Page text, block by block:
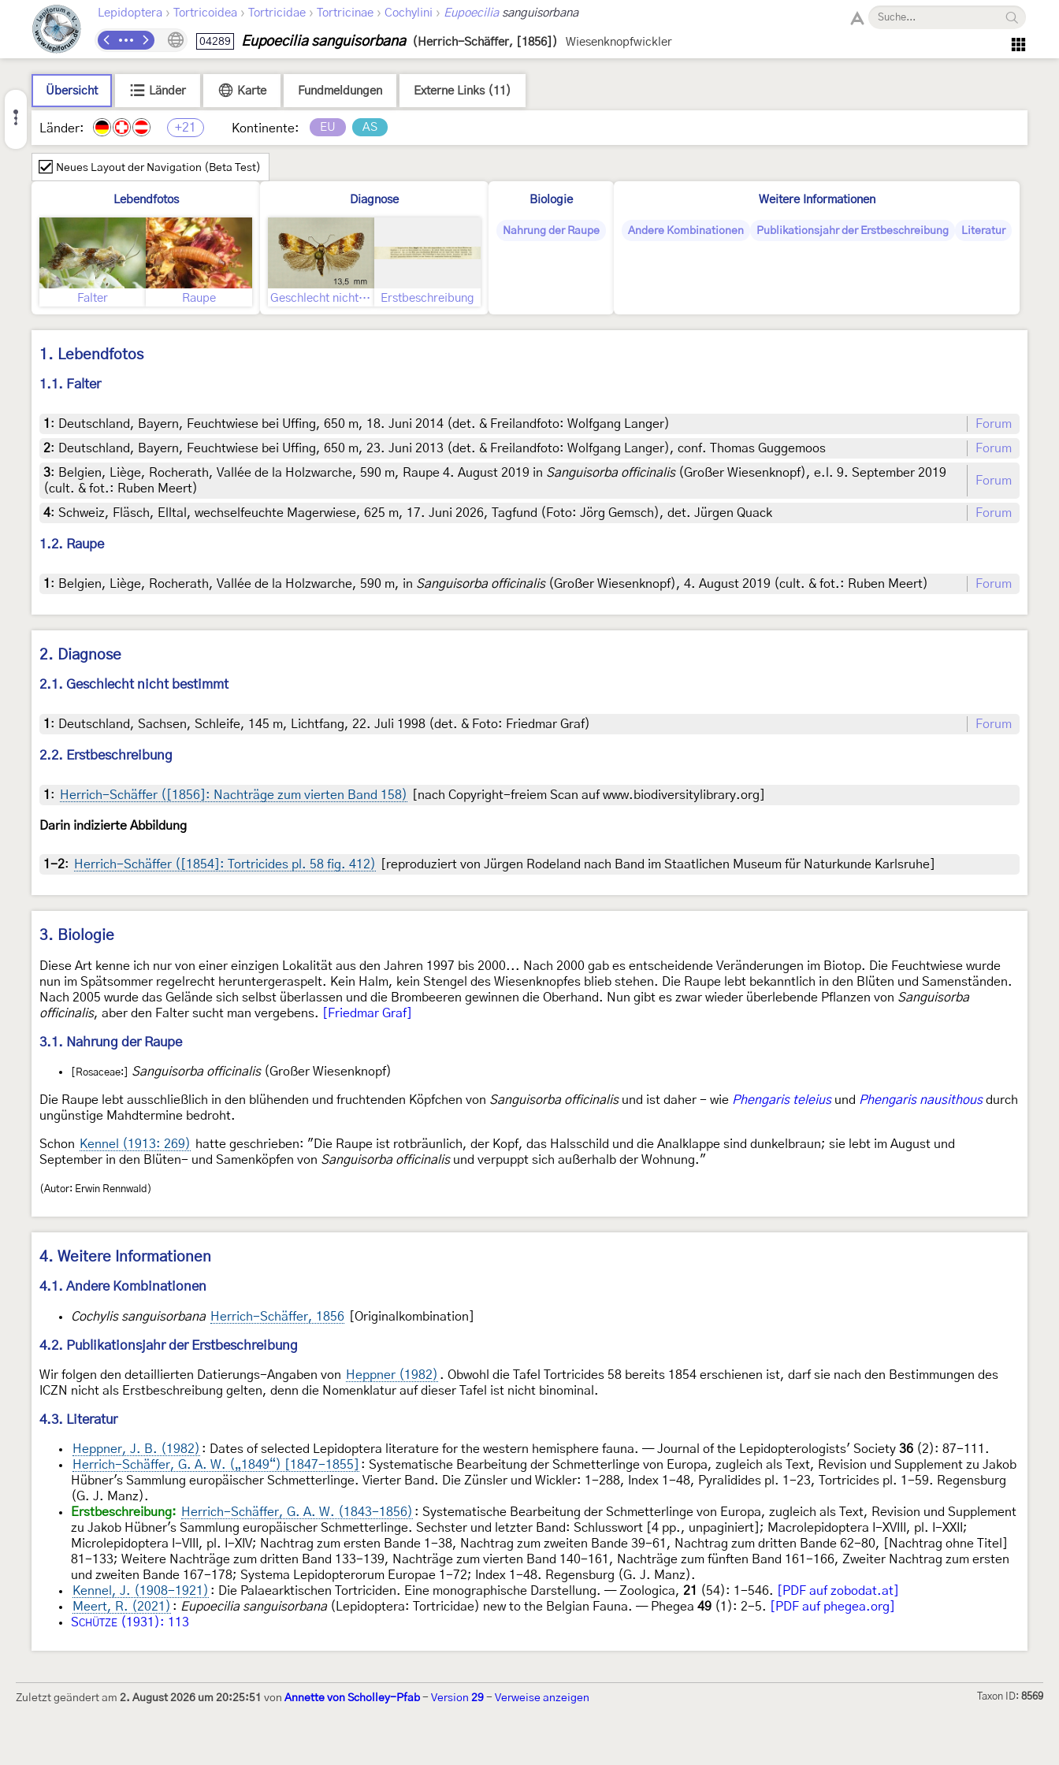
Lepidoptera › Tortricoidea › Tortricidae › Tortricinae › Cochylini › Eupoeciliasanguisorbana
04289 Eupoecilia sanguisorbana (Herrich-Schäffer, [1856]) Wiesenknopfwickler
Übersicht Länder Karte Fundmeldungen Externe Links (11)
Länder: +21 Kontinente: EU AS
Neues Layout der Navigation (Beta Test)
Lebendfotos
Falter Raupe
Diagnose
Geschlecht nicht bestimmt Erstbeschreibung
Biologie
Nahrung der Raupe
Weitere Informationen
Andere Kombinationen Publikationsjahr der Erstbeschreibung Literatur
1. Lebendfotos
1.1. Falter
1 : Deutschland, Bayern, Feuchtwiese bei Uffing, 650 m, 18. Juni 2014 (det. & Freilandfoto: Wolfgang Langer)
Forum
2: Deutschland, Bayern, Feuchtwiese bei Uffing, 650 m, 23. Juni 2013 (det. & Freilandfoto: Wolfgang Langer), conf. Thomas Guggemoos
Forum
3: Belgien, Liège, Rocherath, Vallée de la Holzwarche, 590 m, Raupe 4. August 2019 in Sanguisorba officinalis(Großer Wiesenknopf), e.l. 9. September 2019
(cult. & fot.: Ruben Meert)
Forum
4: Schweiz, Fläsch, Elltal, wechselfeuchte Magerwiese, 625 m, 17. Juni 2026, Tagfund (Foto: Jörg Gemsch), det. Jürgen Quack Forum
1.2. Raupe
1 : Belgien, Liège, Rocherath, Vallée de la Holzwarche, 590 m, in Sanguisorba officinalis(Großer Wiesenknopf), 4. August 2019 (cult. & fot.: Ruben Meert) Forum
2. Diagnose
2.1. Geschlecht nicht bestimmt
1 : Deutschland, Sachsen, Schleife, 145 m, Lichtfang, 22. Juli 1998 (det. & Foto: Friedmar Graf) Forum
2.2. Erstbeschreibung
1 : Herrich-Schäffer ([1856]: Nachträge zum vierten Band 158) [nach Copyright-freiem Scan auf www.biodiversitylibrary.org]
Darin indizierte Abbildung
1-2: Herrich-Schäffer ([1854]: Tortricides pl. 58 fig. 412) [reproduziert von Jürgen Rodeland nach Band im Staatlichen Museum für Naturkunde Karlsruhe]
3. Biologie
Diese Art kenne ich nur von einer einzigen Lokalität aus den Jahren 1997 bis 2000... Nach 2000 gab es entscheidende Veränderungen im Biotop. Die Feuchtwiese wurde
nun im Spätsommer regelrecht heruntergeraspelt. Kein Halm, kein Stengel des Wiesenknopfes blieb stehen. Die Raupe lebt bekanntlich in den Blüten und Samenständen.
Nach 2005 wurde das Gelände sich selbst überlassen und die Brombeeren gewinnen die Oberhand. Nun gibt es zwar wieder überlebende Pflanzen von Sanguisorba
officinalis, aber den Falter sucht man vergebens. [Friedmar Graf]
3.1. Nahrung der Raupe
[Rosaceae:] Sanguisorba officinalis(Großer Wiesenknopf)
Die Raupe lebt ausschließlich in den blühenden und fruchtenden Köpfchen von Sanguisorba officinalisund ist daher - wie Phengaris teleiusund Phengaris nausithousdurch
ungünstige Mahdtermine bedroht.
Schon Kennel (1913: 269)
hatte geschrieben: "Die Raupe ist rotbräunlich, der Kopf, das Halsschild und die Analklappe sind dunkelbraun; sie lebt im August und
September in den Blüten- und Samenköpfen von Sanguisorba officinalisund verpuppt sich außerhalb der Wohnung."
(Autor: Erwin Rennwald)
4. Weitere Informationen
4.1. Andere Kombinationen
Cochylis sanguisorbana Herrich-Schäffer, 1856 [Originalkombination]
4.2. Publikationsjahr der Erstbeschreibung
Wir folgen den detaillierten Datierungs-Angaben von Heppner (1982) . Obwohl die Tafel Tortricides 58 bereits 1854 erschienen ist, darf sie nach den Bestimmungen des
ICZN nicht als Erstbeschreibung gelten, denn die Nomenklatur auf dieser Tafel ist nicht binominal.
4.3. Literatur
Heppner, J. B. (1982) : Dates of selected Lepidoptera literature for the western hemisphere fauna. — Journal of the Lepidopterologists' Society 36 (2): 87-111.
Herrich-Schäffer, G. A. W. („1849“) [1847-1855]
: Systematische Bearbeitung der Schmetterlinge von Europa, zugleich als Text, Revision und Supplement zu Jakob
Hübner's Sammlung europäischer Schmetterlinge. Vierter Band. Die Zünsler und Wickler: 1-288, Index 1-48, Pyralidides pl. 1-23, Tortricides pl. 1-59. Regensburg
(G. J. Manz).
Erstbeschreibung: Herrich-Schäffer, G. A. W. (1843-1856) : Systematische Bearbeitung der Schmetterlinge von Europa, zugleich als Text, Revision und Supplement
zu Jakob Hübner's Sammlung europäischer Schmetterlinge. Sechster und letzter Band: Schlusswort [4 pp., unpaginiert]; Macrolepidoptera I-XVIII, pl. I-XXII;
Microlepidoptera I-VIII, pl. I-XIV; Nachtrag zum ersten Bande 1-38, Nachtrag zum zweiten Bande 39-61, Nachtrag zum dritten Bande 62-80, [Nachtrag ohne Titel]
81-133; Weitere Nachträge zum dritten Band 133-139, Nachträge zum vierten Band 140-161, Nachträge zum fünften Band 161-166, Zweiter Nachtrag zum ersten
und zweiten Bande 167-178; Systema Lepidopterorum Europae 1-72; Index 1-48. Regensburg (G. J. Manz).
Kennel, J. (1908-1921) : Die Palaearktischen Tortriciden. Eine monographische Darstellung. — Zoologica, 21 (54): 1-546.
[PDF auf zobodat.at]
Meert, R. (2021) : Eupoecilia sanguisorbana(Lepidoptera: Tortricidae) new to the Belgian Fauna. — Phegea 49 (1): 2-5.
[PDF auf phegea.org]
SCHÜTZE (1931): 113
Zuletzt geändert am 2. August 2026 um 20:25:51 von Annette von Scholley-Pfab - Version 29 - Verweise anzeigen Taxon ID: 8569